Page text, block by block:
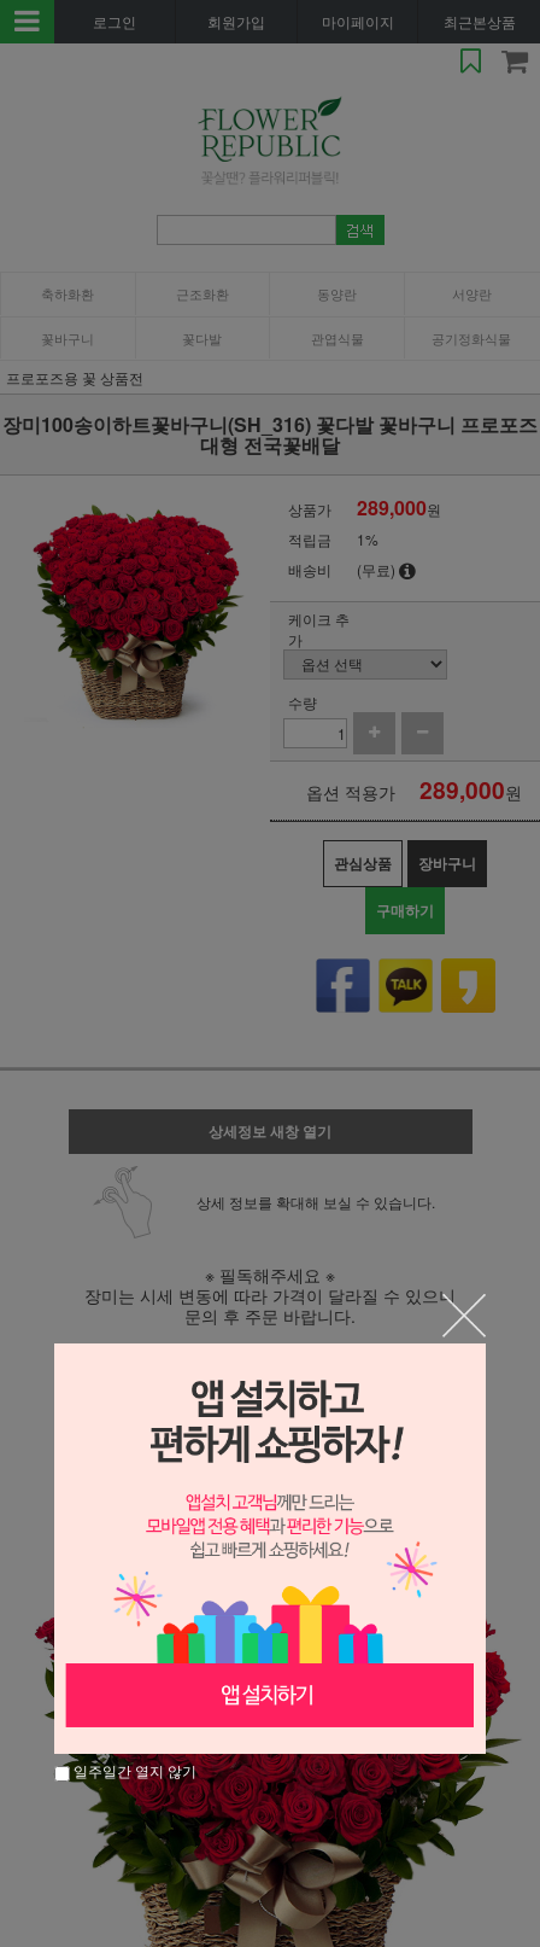
로그인 회원가입 마이페이지 최근본상품
축하화환 근조화환 동양란 서양란
꽃바구니 꽃다발 관엽식물 공기정화식물
프로포즈용 꽃 상품전
장미100송이하트꽃바구니(SH_316) 꽃다발 꽃바구니 프로포즈
대형 전국꽃배달
상품가 289,000원
적립금
1%
배송비
(무료)
케이크 추
가
수량
옵션 적용가 289,000원
관심상품 장바구니
구매하기
상세정보 새창 열기
상세 정보를 확대해 보실 수 있습니다.
※ 필독해주세요 ※
장미는 시세 변동에 따라 가격이 달라질 수 있으니
문의 후 주문 바랍니다.
일주일간 열지 않기